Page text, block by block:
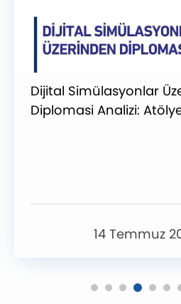
Dijital Simülasyonlar
Diplomasi Analizi:
14 Temmuz